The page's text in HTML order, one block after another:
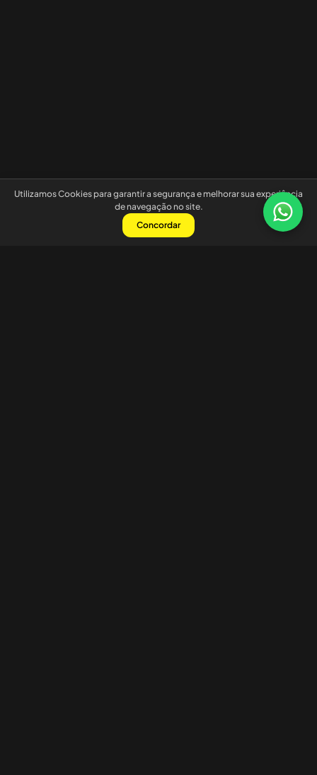
Utilizamos Cookies para garantir a segurança e melhorar sua experiência
de navegação no site.
Concordar